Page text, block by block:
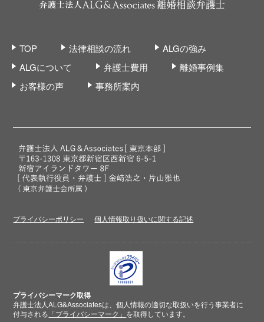
TOP 法律相談の流れ
ALGの強み
ALGについて
弁護士費用
離婚事例集
お客様の声
事務所案内
プライバシーポリシー 個人情報取り扱いに関する記述
プライバシーマーク取得
弁護士法人ALG&Associatesは、個人情報の適切な取扱いを行う事業者に
付与される 「プライバシーマーク」 を取得しています。